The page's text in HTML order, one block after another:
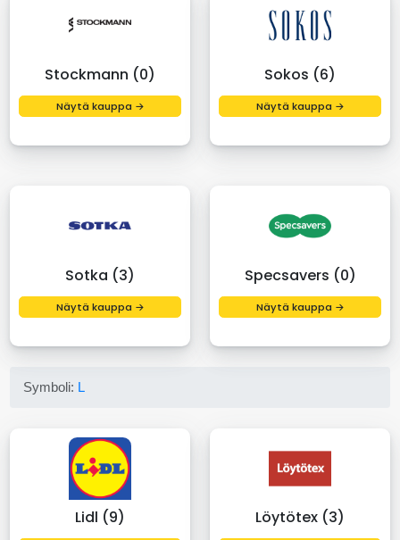
Stockmann (0)
Näytä kauppa →
Sokos (6)
Näytä kauppa →
Sotka (3)
Näytä kauppa →
Specsavers (0)
Näytä kauppa →
Symboli: L
Lidl (9) Löytötex (3)